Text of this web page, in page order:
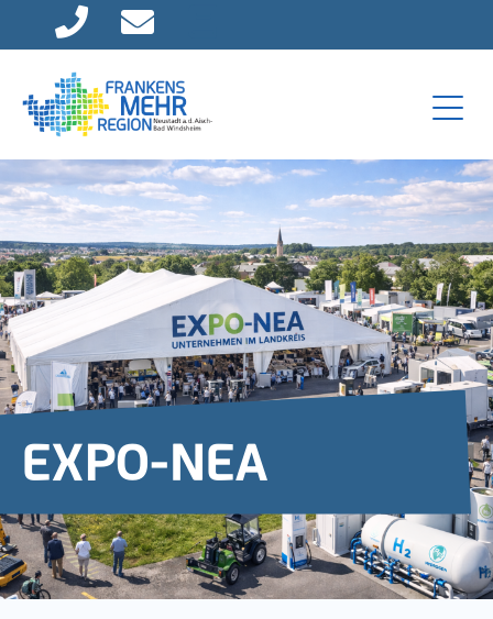
Direkt zur Hauptnavigation springen
Direkt zum Inhalt springen
EXPO-NEA